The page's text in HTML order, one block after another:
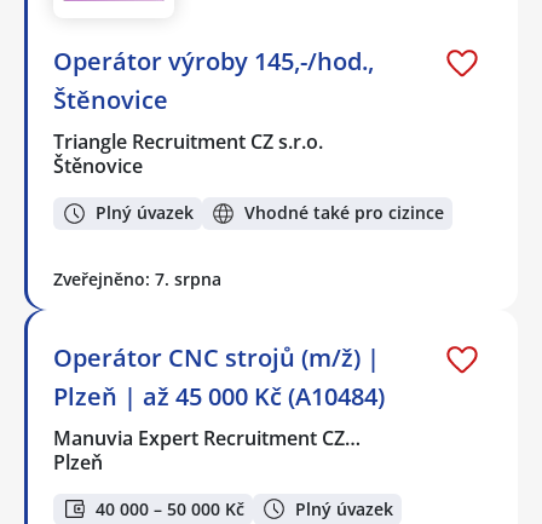
Operátor výroby 145,-/hod.,
Štěnovice
Triangle Recruitment CZ s.r.o.
Štěnovice
Plný úvazek Vhodné také pro cizince
Zveřejněno: 7. srpna
Operátor CNC strojů (m/ž) |
Plzeň | až 45 000 Kč (A10484)
Manuvia Expert Recruitment CZ…
Plzeň
40 000 – 50 000 Kč
Plný úvazek